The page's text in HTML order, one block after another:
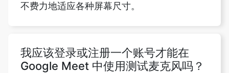
不费力地适应各种屏幕尺寸。
我应该登录或注册一个账号才能在
Google Meet 中使用测试麦克风吗？